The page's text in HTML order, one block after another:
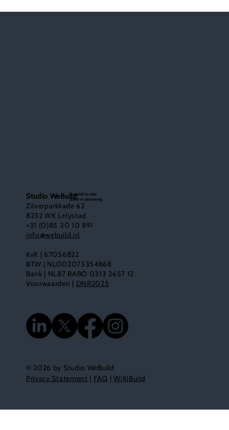
Studio WeBuild
Zilverparkkade 62
8232 WK Lelystad
+31 (0)85 30 10 891
info@webuild.nl
KvK | 67056822
BTW | NL002073354B68
Bank | NL87 RABO 0313 2657 12
Voorwaarden | DNR2025
® 2026 by Studio WeBuild
Privacy Statement | FAQ |WiKiBuild
Creatief in visie
Sterk in uitvoering